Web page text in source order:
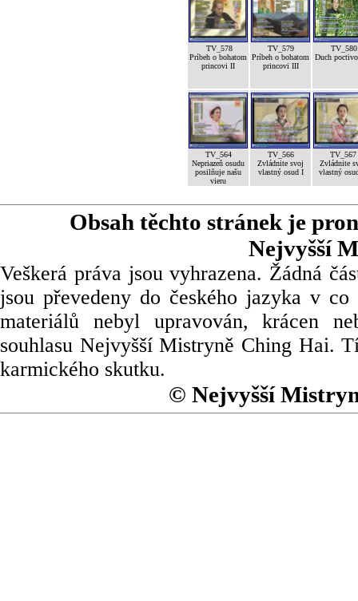
TV_578
Príbeh o bohatom
princovi II
TV_579
Príbeh o bohatom
princovi III
TV_580
Duch
TV_564
Nepriazeň osudu
posilňuje našu
vieru
TV_566
Zvládnite svoj
vlastný osud I
TV_567
Zvládnite
vlastný
Obsah těchto stránek je
Nejvyšší
Veškerá práva jsou vyhrazena. Žádná
jsou převedeny do českého jazyka v
materiálů nebyl upravován, krácen
souhlasu Nejvyšší Mistryně Ching Hai.
karmického skutku.
© Nejvyšší